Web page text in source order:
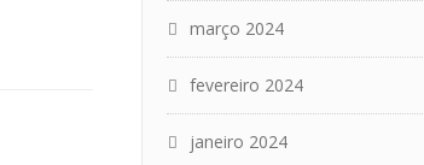
março 2024
fevereiro 2024
janeiro 2024